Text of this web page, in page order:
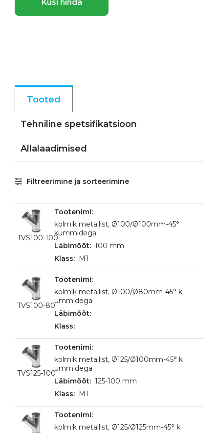
Küsi hinda
Tooted
Tehniline spetsifikatsioon
Allalaadimised
Filtreerimine ja sorteerimine
TVS100-100
kolmik metallist, Ø100/Ø100mm-45°
kummidega
100 mm
M1
TVS100-80
kolmik metallist, Ø100/Ø80mm-45° k
ummidega
TVS125-100
kolmik metallist, Ø125/Ø100mm-45° k
ummidega
125-100 mm
M1
kolmik metallist, Ø125/Ø125mm-45° k